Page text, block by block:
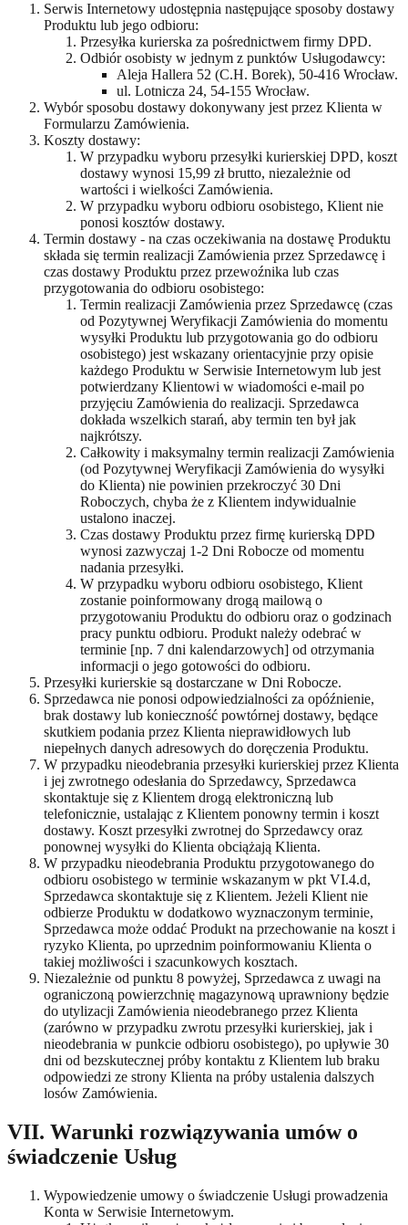
Serwis Internetowy udostępnia następujące sposoby dostawy
Produktu lub jego odbioru:
Przesyłka kurierska za pośrednictwem firmy DPD.
Odbiór osobisty w jednym z punktów Usługodawcy:
Aleja Hallera 52 (C.H. Borek), 50-416 Wrocław.
ul. Lotnicza 24, 54-155 Wrocław.
Wybór sposobu dostawy dokonywany jest przez Klienta w
Formularzu Zamówienia.
Koszty dostawy:
W przypadku wyboru przesyłki kurierskiej DPD, koszt
dostawy wynosi 15,99 zł brutto, niezależnie od
wartości i wielkości Zamówienia.
W przypadku wyboru odbioru osobistego, Klient nie
ponosi kosztów dostawy.
Termin dostawy - na czas oczekiwania na dostawę Produktu
składa się termin realizacji Zamówienia przez Sprzedawcę i
czas dostawy Produktu przez przewoźnika lub czas
przygotowania do odbioru osobistego:
Termin realizacji Zamówienia przez Sprzedawcę (czas
od Pozytywnej Weryfikacji Zamówienia do momentu
wysyłki Produktu lub przygotowania go do odbioru
osobistego) jest wskazany orientacyjnie przy opisie
każdego Produktu w Serwisie Internetowym lub jest
potwierdzany Klientowi w wiadomości e-mail po
przyjęciu Zamówienia do realizacji. Sprzedawca
dokłada wszelkich starań, aby termin ten był jak
najkrótszy.
Całkowity i maksymalny termin realizacji Zamówienia
(od Pozytywnej Weryfikacji Zamówienia do wysyłki
do Klienta) nie powinien przekroczyć 30 Dni
Roboczych, chyba że z Klientem indywidualnie
ustalono inaczej.
Czas dostawy Produktu przez firmę kurierską DPD
wynosi zazwyczaj 1-2 Dni Robocze od momentu
nadania przesyłki.
W przypadku wyboru odbioru osobistego, Klient
zostanie poinformowany drogą mailową o
przygotowaniu Produktu do odbioru oraz o godzinach
pracy punktu odbioru. Produkt należy odebrać w
terminie [np. 7 dni kalendarzowych] od otrzymania
informacji o jego gotowości do odbioru.
Przesyłki kurierskie są dostarczane w Dni Robocze.
Sprzedawca nie ponosi odpowiedzialności za opóźnienie,
brak dostawy lub konieczność powtórnej dostawy, będące
skutkiem podania przez Klienta nieprawidłowych lub
niepełnych danych adresowych do doręczenia Produktu.
W przypadku nieodebrania przesyłki kurierskiej przez Klienta
i jej zwrotnego odesłania do Sprzedawcy, Sprzedawca
skontaktuje się z Klientem drogą elektroniczną lub
telefonicznie, ustalając z Klientem ponowny termin i koszt
dostawy. Koszt przesyłki zwrotnej do Sprzedawcy oraz
ponownej wysyłki do Klienta obciążają Klienta.
W przypadku nieodebrania Produktu przygotowanego do
odbioru osobistego w terminie wskazanym w pkt VI.4.d,
Sprzedawca skontaktuje się z Klientem. Jeżeli Klient nie
odbierze Produktu w dodatkowo wyznaczonym terminie,
Sprzedawca może oddać Produkt na przechowanie na koszt i
ryzyko Klienta, po uprzednim poinformowaniu Klienta o
takiej możliwości i szacunkowych kosztach.
Niezależnie od punktu 8 powyżej, Sprzedawca z uwagi na
ograniczoną powierzchnię magazynową uprawniony będzie
do utylizacji Zamówienia nieodebranego przez Klienta
(zarówno w przypadku zwrotu przesyłki kurierskiej, jak i
nieodebrania w punkcie odbioru osobistego), po upływie 30
dni od bezskutecznej próby kontaktu z Klientem lub braku
odpowiedzi ze strony Klienta na próby ustalenia dalszych
losów Zamówienia.
VII. Warunki rozwiązywania umów o
świadczenie Usług
Wypowiedzenie umowy o świadczenie Usługi prowadzenia
Konta w Serwisie Internetowym.